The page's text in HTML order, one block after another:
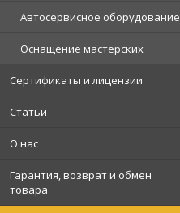
Автосервисное оборудование
Оснащение мастерских
Сертификаты и лицензии
Статьи
О нас
Гарантия, возврат и обмен
товара